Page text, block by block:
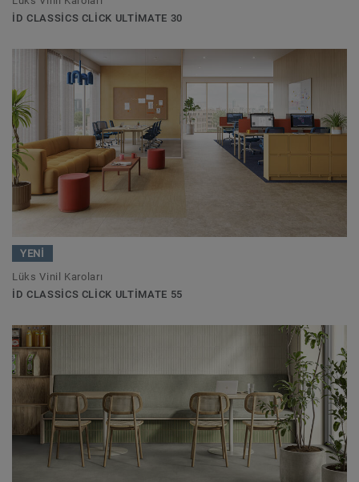
ID CLASSICS CLICK ULTIMATE 30
YENİ
Lüks Vinil Karoları
ID CLASSICS CLICK ULTIMATE 55